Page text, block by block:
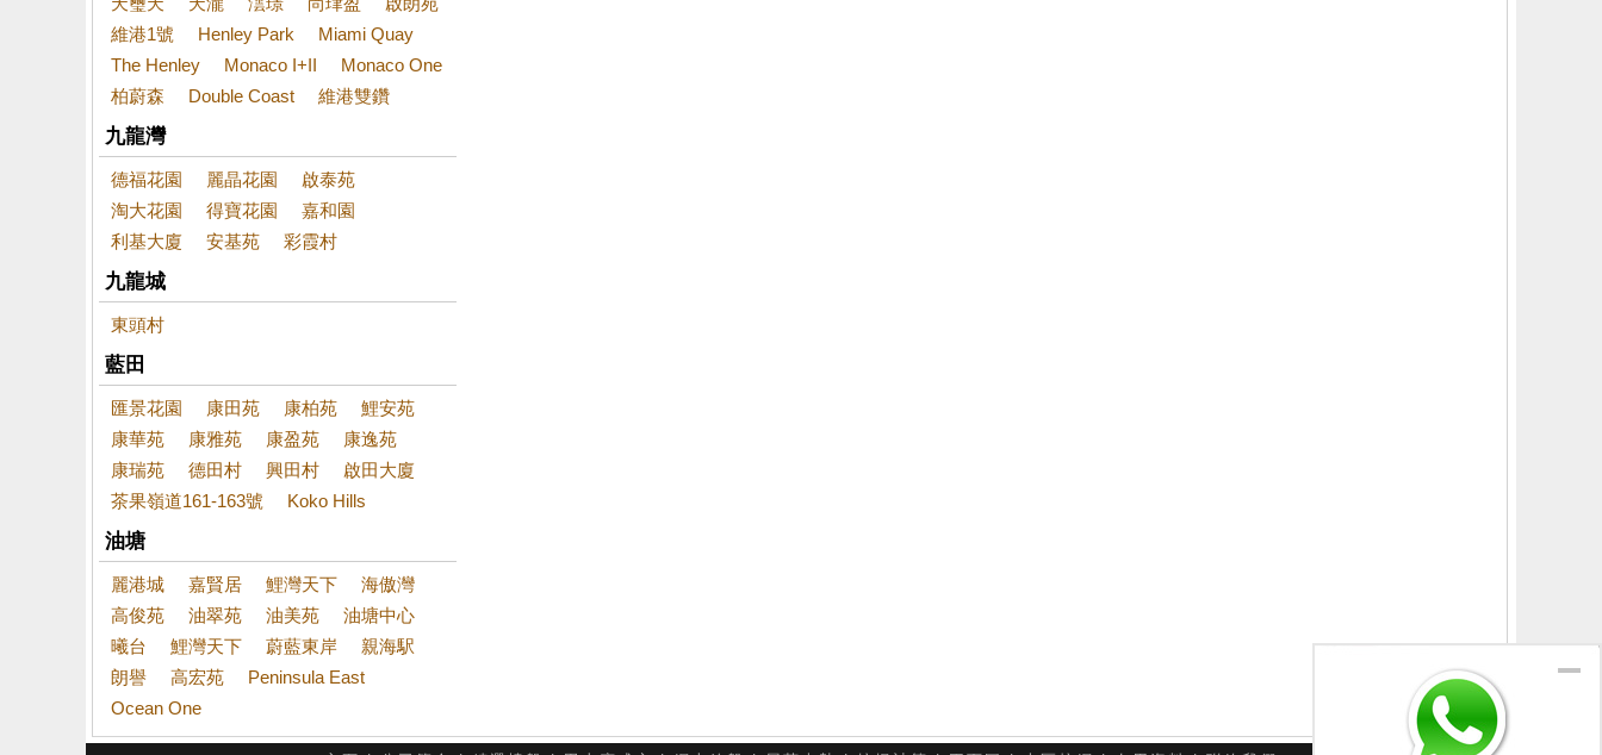
維港1號
Henley Park
Miami Quay
The Henley
Monaco I+II
Monaco One
柏蔚森
Double Coast 維港雙鑽
九龍灣
德福花園 麗晶花園
啟泰苑
淘大花園
得寶花園
嘉和園
利基大廈
安基苑 彩霞村
九龍城
東頭村
藍田
匯景花園 康田苑 康柏苑
鯉安苑
康華苑
康雅苑 康盈苑
康逸苑
康瑞苑
德田村 興田村
啟田大廈
茶果嶺道161-163號
Koko Hills
油塘
麗港城 嘉賢居 鯉灣天下
海傲灣
高俊苑
油翠苑 油美苑
油塘中心
曦台
鯉灣天下 蔚藍東岸
親海駅
朗譽
高宏苑
Peninsula East
Ocean One